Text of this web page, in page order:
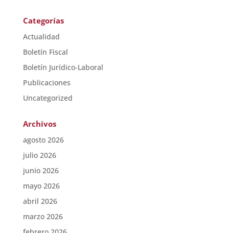
Categorías
Actualidad
Boletín Fiscal
Boletín Jurídico-Laboral
Publicaciones
Uncategorized
Archivos
agosto 2026
julio 2026
junio 2026
mayo 2026
abril 2026
marzo 2026